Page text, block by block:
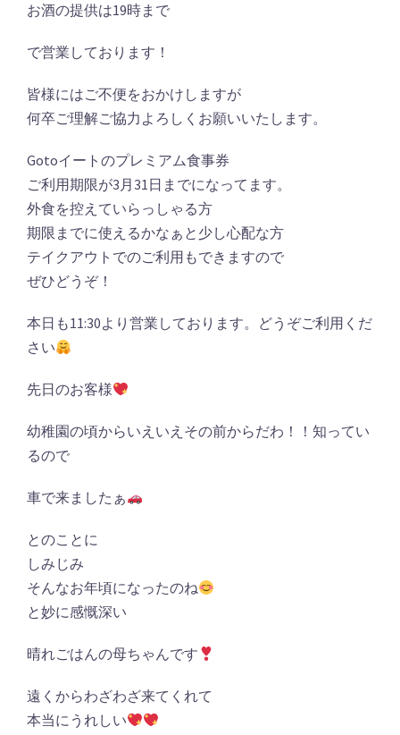
お酒の提供は19時まで
で営業しております！
皆様にはご不便をおかけしますが
何卒ご理解ご協力よろしくお願いいたします。
Gotoイートのプレミアム食事券
ご利用期限が3月31日までになってます。
外食を控えていらっしゃる方
期限までに使えるかなぁと少し心配な方
テイクアウトでのご利用もできますので
ぜひどうぞ！
本日も11:30より営業しております。どうぞご利用くだ
さい
先日のお客様
幼稚園の頃からいえいえその前からだわ！！知ってい
るので
車で来ましたぁ
とのことに
しみじみ
そんなお年頃になったのね
と妙に感慨深い
晴れごはんの母ちゃんです
遠くからわざわざ来てくれて
本当にうれしい